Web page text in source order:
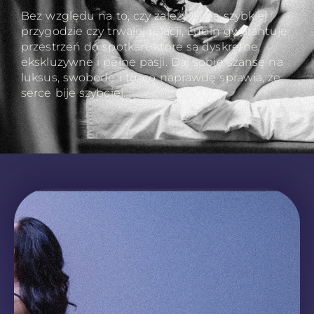
Bez względu na to, czy zależy Ci na szybkiej
przygodzie czy trwałej relacji, Lubin gwarantuje
przestrzeń do spotkań, które są dyskretne,
ekskluzywne i pełne pasji. Daj sobie szansę na
luksus, swobodę i to, co naprawdę sprawia, że
serce bije szybciej.